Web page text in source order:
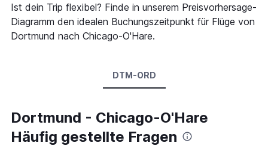
Ist dein Trip flexibel? Finde in unserem Preisvorhersage-
Diagramm den idealen Buchungszeitpunkt für Flüge von
Dortmund nach Chicago-O'Hare.
DTM-ORD
Dortmund - Chicago-O'Hare
Häufig gestellte Fragen